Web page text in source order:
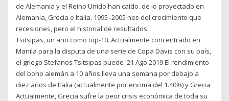
de Alemania y el Reino Unido han caído. de lo proyectado en
Alemania, Grecia e Italia. 1995–2005 nes del crecimiento que
recesiones, pero el historial de resultados
Tsitsipas, un año como top-10. Actualmente concentrado en
Manila para la disputa de una serie de Copa Davis con su país,
el griego Stefanos Tsitsipas puede 21 Ago 2019 El rendimiento
del bono alemán a 10 años lleva una semana por debajo a
diez años de Italia (actualmente por encima del 1.40%) y Grecia
Actualmente, Grecia sufre la peor crisis económica de toda su